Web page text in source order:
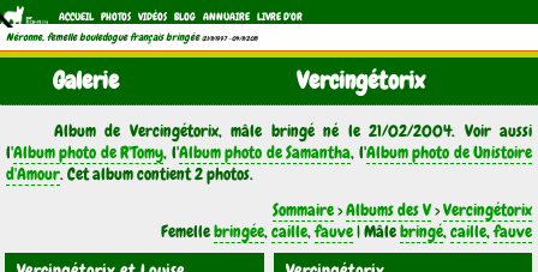
ACCUEIL PHOTOS VIDÉOS BLOG ANNUAIRE LIVRE D'OR
Néronne, femelle bouledogue français bringée (21/11/1997 - 04/11/2011)
Galerie Vercingétorix
Album de Vercingétorix, mâle bringé né le 21/02/2004. Voir aussi
l'Album photo de R'Tomy, l'Album photo de Samantha, l'Album photo de Unistoire
d'Amour. Cet album contient 2 photos.
Sommaire>Albums des V>Vercingétorix
Femellebringée,caille,fauve| Mâlebringé,caille,fauve